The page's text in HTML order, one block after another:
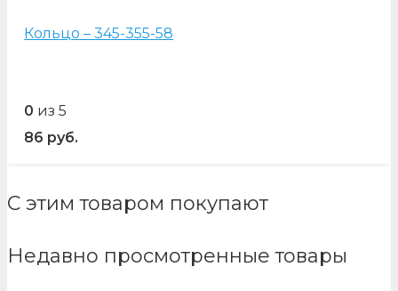
Кольцо – 345-355-58
0 из 5
86 руб.
С этим товаром покупают
Недавно просмотренные товары